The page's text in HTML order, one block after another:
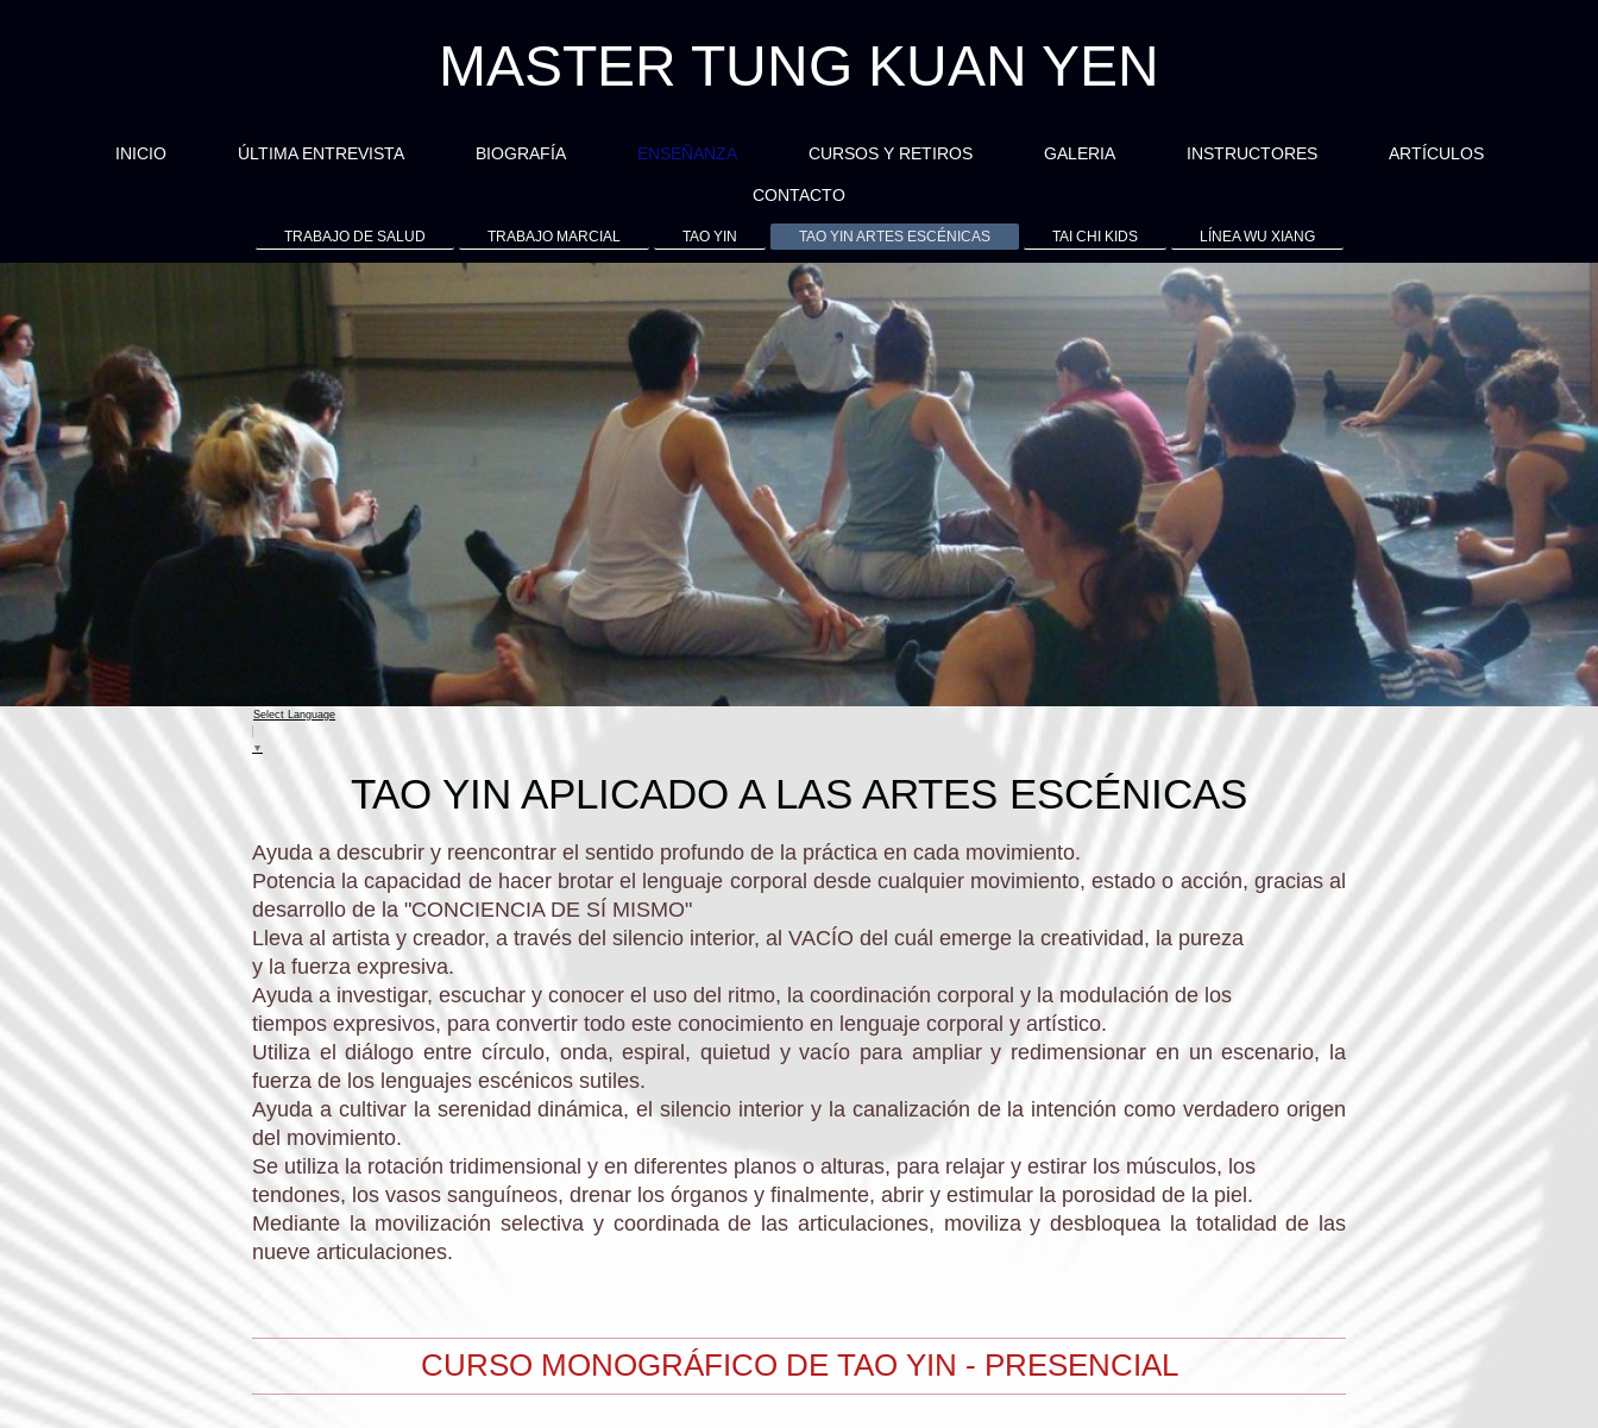
MASTER TUNG KUAN YEN
INICIO ÚLTIMA ENTREVISTA BIOGRAFÍA ENSEÑANZA CURSOS Y RETIROS GALERIA INSTRUCTORES ARTÍCULOS
CONTACTO
TRABAJO DE SALUD TRABAJO MARCIAL TAO YIN TAO YIN ARTES ESCÉNICAS TAI CHI KIDS LÍNEA WU XIANG
Select Language
▼
TAO YIN APLICADO A LAS ARTES ESCÉNICAS
Ayuda a descubrir y reencontrar el sentido profundo de la práctica en cada movimiento.
Potencia la capacidad de hacer brotar el lenguaje corporal desde cualquier movimiento, estado o acción, gracias al
desarrollo de la "CONCIENCIA DE SÍ MISMO"
Lleva al artista y creador, a través del silencio interior, al VACÍO del cuál emerge la creatividad, la pureza
y la fuerza expresiva.
Ayuda a investigar, escuchar y conocer el uso del ritmo, la coordinación corporal y la modulación de los
tiempos expresivos, para convertir todo este conocimiento en lenguaje corporal y artístico.
Utiliza el diálogo entre círculo, onda, espiral, quietud y vacío para ampliar y redimensionar en un escenario, la
fuerza de los lenguajes escénicos sutiles.
Ayuda a cultivar la serenidad dinámica, el silencio interior y la canalización de la intención como verdadero origen
del movimiento.
Se utiliza la rotación tridimensional y en diferentes planos o alturas, para relajar y estirar los músculos, los
tendones, los vasos sanguíneos, drenar los órganos y finalmente, abrir y estimular la porosidad de la piel.
Mediante la movilización selectiva y coordinada de las articulaciones, moviliza y desbloquea la totalidad de las
nueve articulaciones.
CURSO MONOGRÁFICO DE TAO YIN - PRESENCIAL